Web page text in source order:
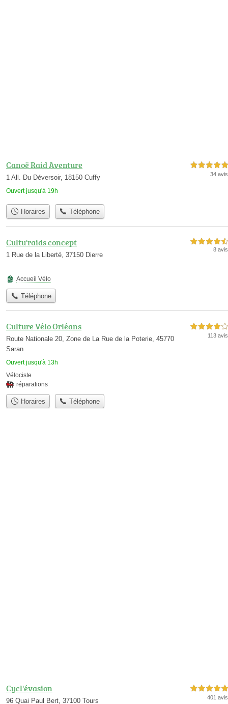
Canoë Raid Aventure
1 All. Du Déversoir, 18150 Cuffy
Ouvert jusqu'à 19h
5,0 étoiles sur 5
34 avis
Horaires Téléphone
Cultu'raids concept
1 Rue de la Liberté, 37150 Dierre
4,5 étoiles sur 5
8 avis
Accueil Vélo
Téléphone
Culture Vélo Orléans
Route Nationale 20, Zone de La Rue de la Poterie, 45770
Saran
Ouvert jusqu'à 13h
4,0 étoiles sur 5
113 avis
Vélociste
réparations
Horaires Téléphone
Cycl'évasion
96 Quai Paul Bert, 37100 Tours
5,0 étoiles sur 5
401 avis